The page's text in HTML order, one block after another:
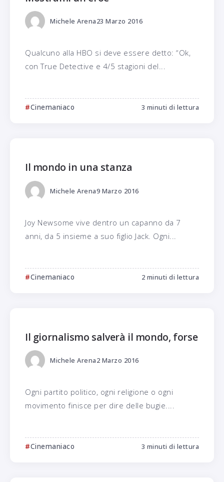
Michele Arena23 Marzo 2016
Qualcuno alla HBO si deve essere detto: “Ok,
con True Detective e 4/5 stagioni del...
Cinemaniaco 3 minuti di lettura
Il mondo in una stanza
Michele Arena9 Marzo 2016
Joy Newsome vive dentro un capanno da 7
anni, da 5 insieme a suo figlio Jack. Ogni...
Cinemaniaco 2 minuti di lettura
Il giornalismo salverà il mondo, forse
Michele Arena2 Marzo 2016
Ogni partito politico, ogni religione o ogni
movimento finisce per dire delle bugie....
Cinemaniaco 3 minuti di lettura